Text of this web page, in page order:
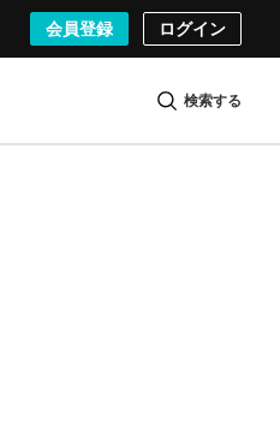
会員登録 ログイン
検索する